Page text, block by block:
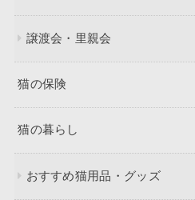
譲渡会・里親会
猫の保険
猫の暮らし
おすすめ猫用品・グッズ